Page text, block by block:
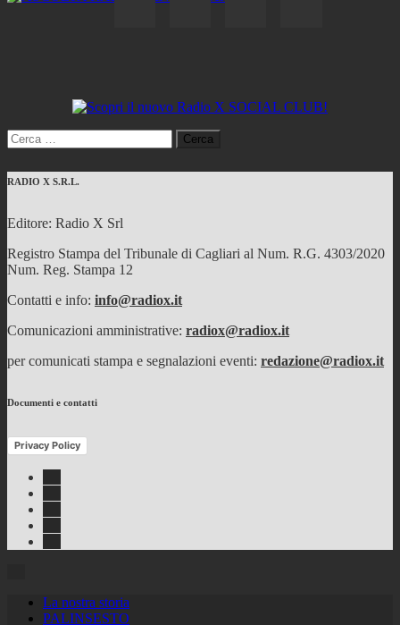
Ricerca
per:
RADIO X S.R.L.
Editore: Radio X Srl
Registro Stampa del Tribunale di Cagliari al Num. R.G. 4303/2020
Num. Reg. Stampa 12
Contatti e info: info@radiox.it
Comunicazioni amministrative: radiox@radiox.it
per comunicati stampa e segnalazioni eventi: redazione@radiox.it
Documenti e contatti
Privacy Policy
La nostra storia
PALINSESTO